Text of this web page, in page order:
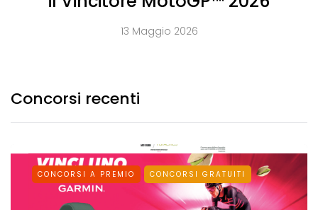
13 Maggio 2026
Concorsi recenti
CONCORSI A PREMIO CONCORSI GRATUITI